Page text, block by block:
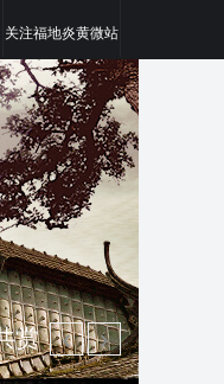
关注福地炎黄微站
英
赏